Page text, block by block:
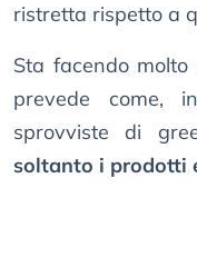
ristretta rispetto a
Sta facendo
prevede come,
sprovviste di
soltanto i prodotti